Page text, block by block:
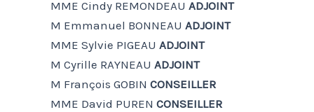
MME Cindy REMONDEAU ADJOINT
M Emmanuel BONNEAU ADJOINT
MME Sylvie PIGEAU ADJOINT
M Cyrille RAYNEAU ADJOINT
M François GOBIN CONSEILLER
MME David PUREN CONSEILLER